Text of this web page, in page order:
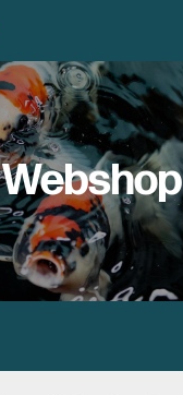
Webshop